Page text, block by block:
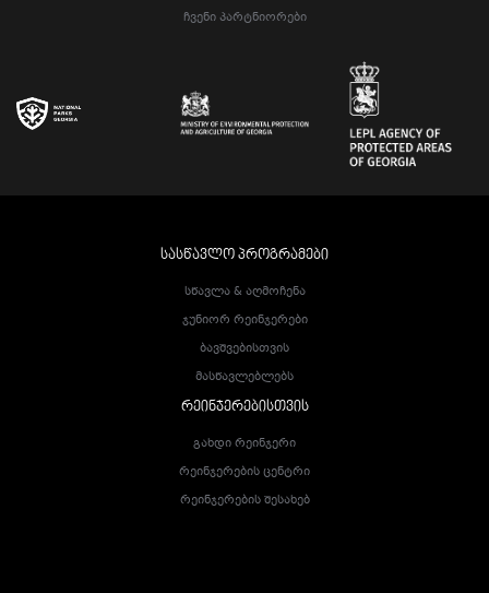
Ჩვენი Პარტნიორები
ᲡᲐᲡᲬᲐᲕᲚᲝ ᲞᲠᲝᲒᲠᲐᲛᲔᲑᲘ
Სწავლა & Აღმოჩენა
Ჯუნიორ Რეინჯერები
Ბავშვებისთვის
Მასწავლებლებს
ᲠᲔᲘᲜᲯᲔᲠᲔᲑᲘᲡᲗᲕᲘᲡ
Გახდი Რეინჯერი
Რეინჯერების Ცენტრი
Რეინჯერების Შესახებ